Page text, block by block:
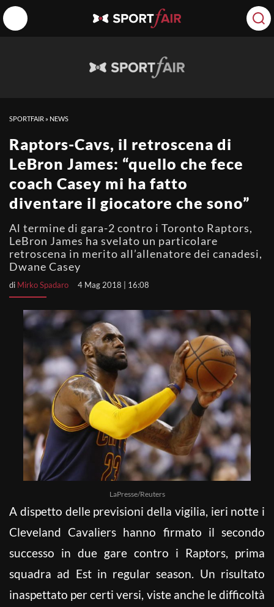
SPORTFAIR » NEWS
Raptors-Cavs, il retroscena di
LeBron James: “quello che fece
coach Casey mi ha fatto
diventare il giocatore che sono”
Al termine di gara-2 contro i Toronto Raptors,
LeBron James ha svelato un particolare
retroscena in merito all’allenatore dei canadesi,
Dwane Casey
di Mirko Spadaro 4 Mag 2018 | 16:08
LaPresse/Reuters
A dispetto delle previsioni della vigilia, ieri notte i
Cleveland Cavaliers hanno firmato il secondo
successo in due gare contro i Raptors, prima
squadra ad Est in regular season. Un risultato
inaspettato per certi versi, viste anche le difficoltà